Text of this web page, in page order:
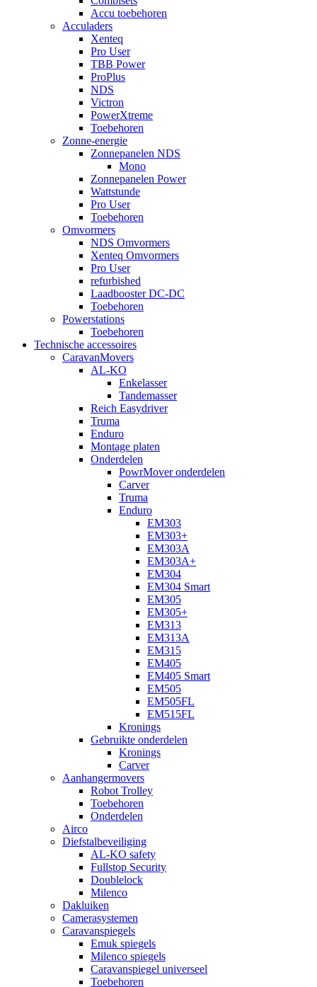
Accu toebehoren
Acculaders
Xenteq
Pro User
TBB Power
ProPlus
NDS
Victron
PowerXtreme
Toebehoren
Zonne-energie
Zonnepanelen NDS
Mono
Zonnepanelen Power
Wattstunde
Pro User
Toebehoren
Omvormers
NDS Omvormers
Xenteq Omvormers
Pro User
refurbished
Laadbooster DC-DC
Toebehoren
Powerstations
Toebehoren
Technische accessoires
CaravanMovers
AL-KO
Enkelasser
Tandemasser
Reich Easydriver
Truma
Enduro
Montage platen
Onderdelen
PowrMover onderdelen
Carver
Truma
Enduro
EM303
EM303+
EM303A
EM303A+
EM304
EM304 Smart
EM305
EM305+
EM313
EM313A
EM315
EM405
EM405 Smart
EM505
EM505FL
EM515FL
Kronings
Gebruikte onderdelen
Kronings
Carver
Aanhangermovers
Robot Trolley
Toebehoren
Onderdelen
Airco
Diefstalbeveiliging
AL-KO safety
Fullstop Security
Doublelock
Milenco
Dakluiken
Camerasystemen
Caravanspiegels
Emuk spiegels
Milenco spiegels
Caravanspiegel universeel
Toebehoren